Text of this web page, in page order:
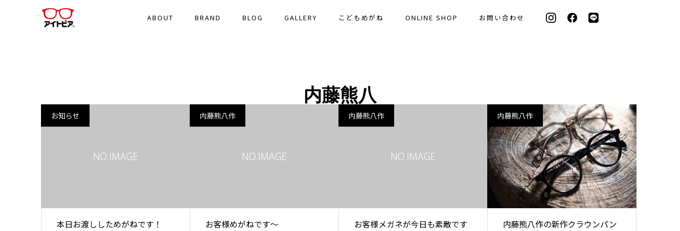
ABOUT BRAND BLOG GALLERY こどもめがね ONLINE SHOP お問い合わせ
内藤熊八
お知らせ
本日お渡ししためがねです！
内藤熊八作
お客様めがねです～
内藤熊八作
お客様メガネが今日も素敵です
内藤熊八作
内藤熊八作の新作クラウンパン